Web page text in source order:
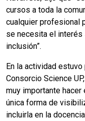
cursos a toda la
cualquier profesional
se necesita el
inclusión”.
En la actividad
Consorcio Science
muy importante
única forma de
incluirla en la